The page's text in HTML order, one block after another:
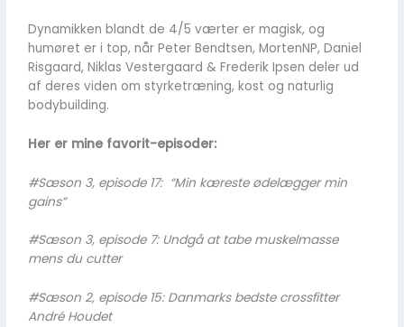
Dynamikken blandt de 4/5 værter er magisk, og
humøret er i top, når Peter Bendtsen, MortenNP, Daniel
Risgaard, Niklas Vestergaard & Frederik Ipsen deler ud
af deres viden om styrketræning, kost og naturlig
bodybuilding.
Her er mine favorit-episoder:
#Sæson 3, episode 17: “Min kæreste ødelægger min
gains”
#Sæson 3, episode 7: Undgå at tabe muskelmasse
mens du cutter
#Sæson 2, episode 15: Danmarks bedste crossfitter
André Houdet